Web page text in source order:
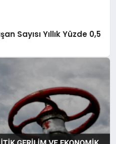
Sayısı Yıllık Yüzde 0,5